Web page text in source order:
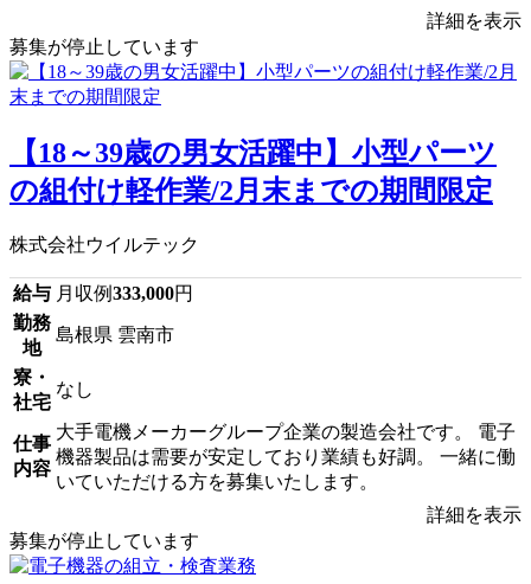
詳細を表示
募集が停止しています
【18～39歳の男女活躍中】小型パーツ
の組付け軽作業/2月末までの期間限定
株式会社ウイルテック
給与 月収例333,000円
勤務
地
島根県 雲南市
寮・
社宅
なし
仕事
内容
大手電機メーカーグループ企業の製造会社です。 電子
機器製品は需要が安定しており業績も好調。 一緒に働
いていただける方を募集いたします。
詳細を表示
募集が停止しています